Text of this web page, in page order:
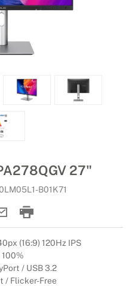
27"
B01K71
(16:9) 120Hz IPS
100%
/ USB 3.2
/ Flicker-Free